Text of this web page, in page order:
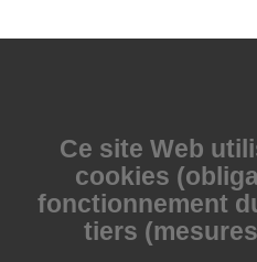
Ce site Web
cookies
fonctionnement
tiers